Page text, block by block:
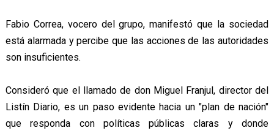
Fabio Correa, vocero del grupo, manifestó que la sociedad
está alarmada y percibe que las acciones de las autoridades
son insuficientes.
Consideró que el llamado de don Miguel Franjul, director del
Listín Diario, es un paso evidente hacia un "plan de nación"
que responda con políticas públicas claras y donde